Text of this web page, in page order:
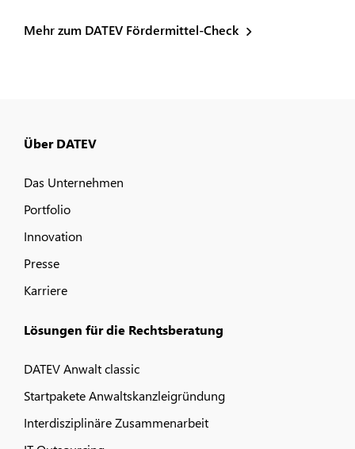
Mehr zum DATEV Fördermittel-Check
Über DATEV
Das Unternehmen
Portfolio
Innovation
Presse
Karriere
Lösungen für die Rechtsberatung
DATEV Anwalt classic
Startpakete Anwaltskanzleigründung
Interdisziplinäre Zusammenarbeit